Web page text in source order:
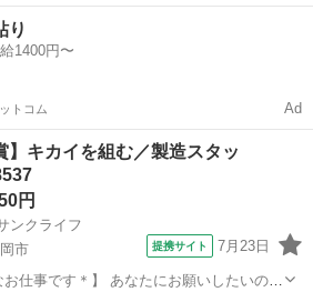
原駅
り
1400円〜
トコム Ad
】キカイを組む／製造スタッ
円
ンクライフ
市
提携サイト 7月23日
あなたにお願いしたいの